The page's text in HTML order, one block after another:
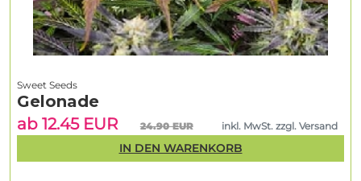
Sweet Seeds
Gelonade
ab 12.45 EUR
24.90 EUR inkl. MwSt. zzgl. Versand
IN DEN WARENKORB